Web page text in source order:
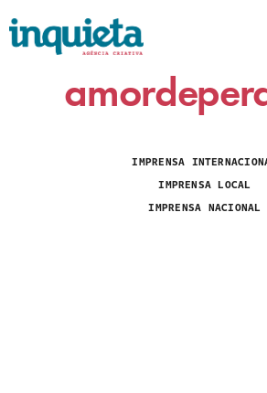
IMPRENSA
IMPRENSA LOCAL
IMPRENSA NACIONAL